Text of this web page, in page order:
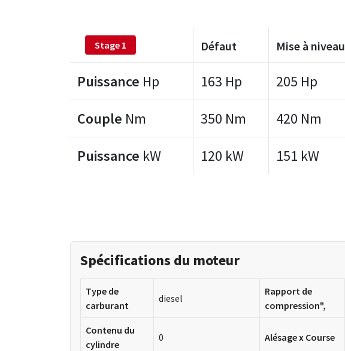
Stage 1 Défaut Mise à niveau
Puissance Hp 163 Hp 205 Hp
Couple Nm 350 Nm 420 Nm
Puissance kW 120 kW 151 kW
Spécifications du moteur
Type de
carburant
diesel
Rapport de
compression",
Contenu du
cylindre
0 Alésage x Course